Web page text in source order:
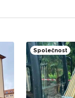
Společnost